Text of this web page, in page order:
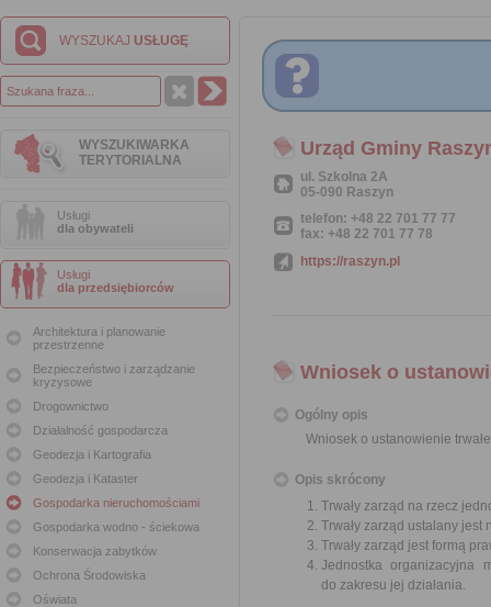
WYSZUKAJ USŁUGĘ
WYSZUKIWARKA
TERYTORIALNA
Usługi
dla obywateli
Usługi
dla przedsiębiorców
Architektura i planowanie
przestrzenne
Bezpieczeństwo i zarządzanie
kryzysowe
Drogownictwo
Działalność gospodarcza
Geodezja i Kartografia
Geodezja i Kataster
Gospodarka nieruchomościami
Gospodarka wodno - ściekowa
Konserwacja zabytków
Ochrona Środowiska
Oświata
Urząd Gminy
ul. Szkolna 2A
05-090 Raszyn
telefon: +48 22 701 77 77
fax: +48 22 701 77 78
https://raszyn.pl
Wniosek o
Ogólny opis
Wniosek o ustanowienie
Opis skrócony
Trwały zarząd na rzecz
Trwały zarząd ustalany jest
Trwały zarząd jest formą
Jednostka organizacyjna
do zakresu jej działania.